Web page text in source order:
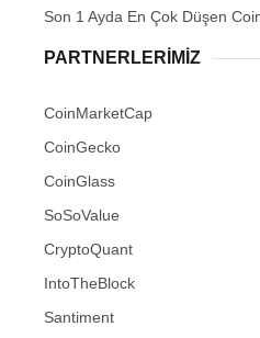
Son 1 Ayda En Çok Düşen
PARTNERLERIMIZ
CoinMarketCap
CoinGecko
CoinGlass
SoSoValue
CryptoQuant
IntoTheBlock
Santiment